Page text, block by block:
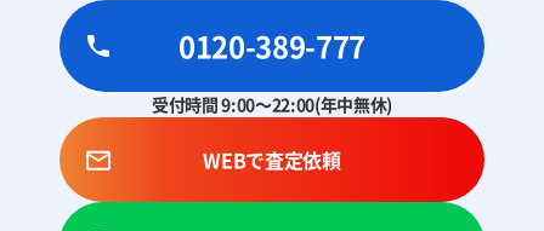
0120-389-777
受付時間 9:00～22:00(年中無休)
WEBで査定依頼